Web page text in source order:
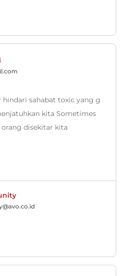
sahabat toxic yang g
kita Sometimes
disekitar kita